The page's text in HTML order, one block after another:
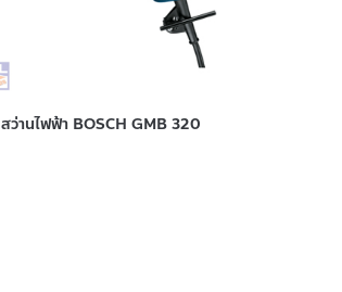
สว่านไฟฟ้า BOSCH GMB 320